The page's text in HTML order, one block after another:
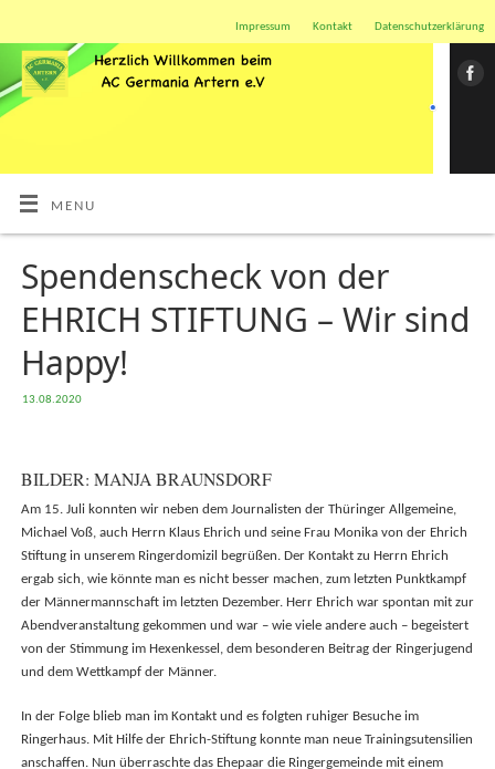
Impressum Kontakt Datenschutzerklärung
MENU
Spendenscheck von der
EHRICH STIFTUNG – Wir sind
Happy!
13.08.2020
BILDER: MANJA BRAUNSDORF
Am 15. Juli konnten wir neben dem Journalisten der Thüringer Allgemeine,
Michael Voß, auch Herrn Klaus Ehrich und seine Frau Monika von der Ehrich
Stiftung in unserem Ringerdomizil begrüßen. Der Kontakt zu Herrn Ehrich
ergab sich, wie könnte man es nicht besser machen, zum letzten Punktkampf
der Männermannschaft im letzten Dezember. Herr Ehrich war spontan mit zur
Abendveranstaltung gekommen und war – wie viele andere auch – begeistert
von der Stimmung im Hexenkessel, dem besonderen Beitrag der Ringerjugend
und dem Wettkampf der Männer.
In der Folge blieb man im Kontakt und es folgten ruhiger Besuche im
Ringerhaus. Mit Hilfe der Ehrich-Stiftung konnte man neue Trainingsutensilien
anschaffen. Nun überraschte das Ehepaar die Ringergemeinde mit einem